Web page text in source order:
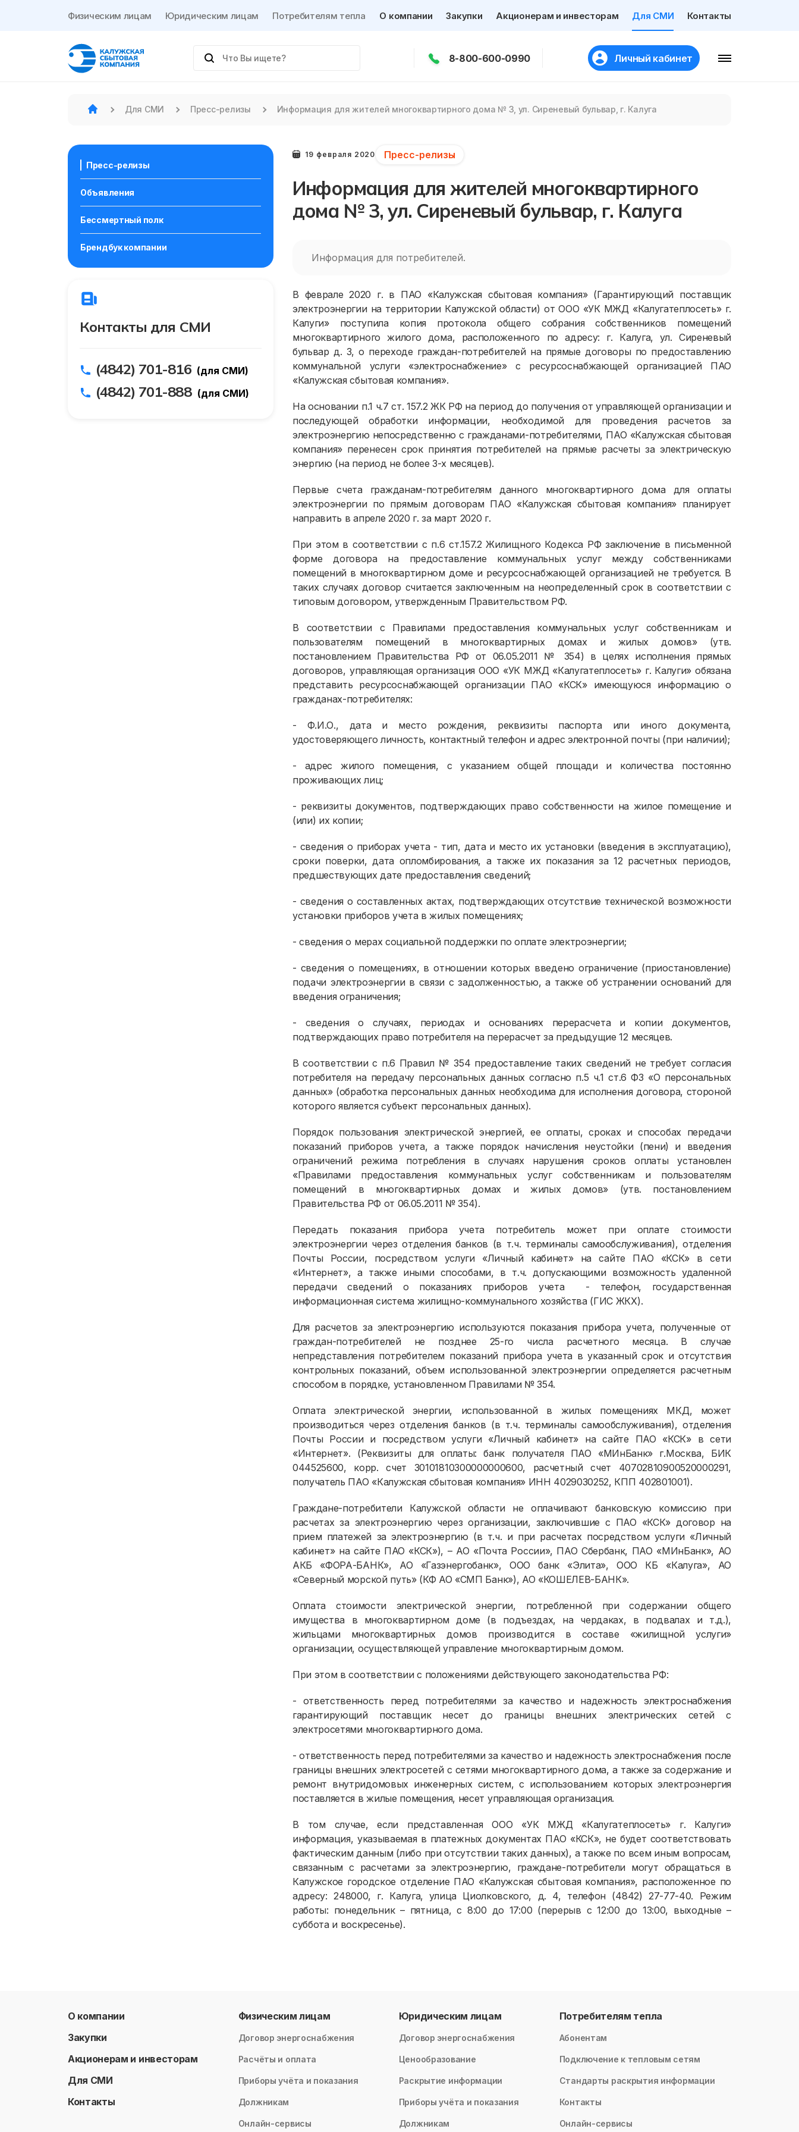
Физическим лицам Юридическим лицам Потребителям тепла О компании Закупки Акционерам и инвесторам Для СМИ Контакты
8-800-600-0990 Личный кабинет
Для СМИ Пресс-релизы Информация для жителей многоквартирного дома № 3, ул. Сиреневый бульвар, г. Калуга
Пресс-релизы
Объявления
Бессмертный полк
Брендбук компании
Контакты для СМИ
(4842) 701-816 (для СМИ)
(4842) 701-888 (для СМИ)
19 февраля 2020 Пресс-релизы
Информация для жителей многоквартирного
дома № 3, ул. Сиреневый бульвар, г. Калуга
Информация для потребителей.
В феврале 2020 г. в ПАО «Калужская сбытовая компания» (Гарантирующий поставщик
электроэнергии на территории Калужской области) от ООО «УК МЖД «Калугатеплосеть» г.
Калуги» поступила копия протокола общего собрания собственников помещений
многоквартирного жилого дома, расположенного по адресу: г. Калуга, ул. Сиреневый
бульвар д. 3, о переходе граждан-потребителей на прямые договоры по предоставлению
коммунальной услуги «электроснабжение» с ресурсоснабжающей организацией ПАО
«Калужская сбытовая компания».
На основании п.1 ч.7 ст. 157.2 ЖК РФ на период до получения от управляющей организации и
последующей обработки информации, необходимой для проведения расчетов за
электроэнергию непосредственно с гражданами-потребителями, ПАО «Калужская сбытовая
компания» перенесен срок принятия потребителей на прямые расчеты за электрическую
энергию (на период не более 3-х месяцев).
Первые счета гражданам-потребителям данного многоквартирного дома для оплаты
электроэнергии по прямым договорам ПАО «Калужская сбытовая компания» планирует
направить в апреле 2020 г. за март 2020 г.
При этом в соответствии с п.6 ст.157.2 Жилищного Кодекса РФ заключение в письменной
форме договора на предоставление коммунальных услуг между собственниками
помещений в многоквартирном доме и ресурсоснабжающей организацией не требуется. В
таких случаях договор считается заключенным на неопределенный срок в соответствии с
типовым договором, утвержденным Правительством РФ.
В соответствии с Правилами предоставления коммунальных услуг собственникам и
пользователям помещений в многоквартирных домах и жилых домов» (утв.
постановлением Правительства РФ от 06.05.2011 № 354) в целях исполнения прямых
договоров, управляющая организация ООО «УК МЖД «Калугатеплосеть» г. Калуги» обязана
представить ресурсоснабжающей организации ПАО «КСК» имеющуюся информацию о
гражданах-потребителях:
- Ф.И.О., дата и место рождения, реквизиты паспорта или иного документа,
удостоверяющего личность, контактный телефон и адрес электронной почты (при наличии);
- адрес жилого помещения, с указанием общей площади и количества постоянно
проживающих лиц;
- реквизиты документов, подтверждающих право собственности на жилое помещение и
(или) их копии;
- сведения о приборах учета - тип, дата и место их установки (введения в эксплуатацию),
сроки поверки, дата опломбирования, а также их показания за 12 расчетных периодов,
предшествующих дате предоставления сведений;
- сведения о составленных актах, подтверждающих отсутствие технической возможности
установки приборов учета в жилых помещениях;
- сведения о мерах социальной поддержки по оплате электроэнергии;
- сведения о помещениях, в отношении которых введено ограничение (приостановление)
подачи электроэнергии в связи с задолженностью, а также об устранении оснований для
введения ограничения;
- сведения о случаях, периодах и основаниях перерасчета и копии документов,
подтверждающих право потребителя на перерасчет за предыдущие 12 месяцев.
В соответствии с п.6 Правил № 354 предоставление таких сведений не требует согласия
потребителя на передачу персональных данных согласно п.5 ч.1 ст.6 ФЗ «О персональных
данных» (обработка персональных данных необходима для исполнения договора, стороной
которого является субъект персональных данных).
Порядок пользования электрической энергией, ее оплаты, сроках и способах передачи
показаний приборов учета, а также порядок начисления неустойки (пени) и введения
ограничений режима потребления в случаях нарушения сроков оплаты установлен
«Правилами предоставления коммунальных услуг собственникам и пользователям
помещений в многоквартирных домах и жилых домов» (утв. постановлением
Правительства РФ от 06.05.2011 № 354).
Передать показания прибора учета потребитель может при оплате стоимости
электроэнергии через отделения банков (в т.ч. терминалы самообслуживания), отделения
Почты России, посредством услуги «Личный кабинет» на сайте ПАО «КСК» в сети
«Интернет», а также иными способами, в т.ч. допускающими возможность удаленной
передачи сведений о показаниях приборов учета - телефон, государственная
информационная система жилищно-коммунального хозяйства (ГИС ЖКХ).
Для расчетов за электроэнергию используются показания прибора учета, полученные от
граждан-потребителей не позднее 25-го числа расчетного месяца. В случае
непредставления потребителем показаний прибора учета в указанный срок и отсутствия
контрольных показаний, объем использованной электроэнергии определяется расчетным
способом в порядке, установленном Правилами № 354.
Оплата электрической энергии, использованной в жилых помещениях МКД, может
производиться через отделения банков (в т.ч. терминалы самообслуживания), отделения
Почты России и посредством услуги «Личный кабинет» на сайте ПАО «КСК» в сети
«Интернет». (Реквизиты для оплаты: банк получателя ПАО «МИнБанк» г.Москва, БИК
044525600, корр. счет 30101810300000000600, расчетный счет 40702810900520000291,
получатель ПАО «Калужская сбытовая компания» ИНН 4029030252, КПП 402801001).
Граждане-потребители Калужской области не оплачивают банковскую комиссию при
расчетах за электроэнергию через организации, заключившие с ПАО «КСК» договор на
прием платежей за электроэнергию (в т.ч. и при расчетах посредством услуги «Личный
кабинет» на сайте ПАО «КСК»), – АО «Почта России», ПАО Сбербанк, ПАО «МИнБанк», АО
АКБ «ФОРА-БАНК», АО «Газэнергобанк», ООО банк «Элита», ООО КБ «Калуга», АО
«Северный морской путь» (КФ АО «СМП Банк»), АО «КОШЕЛЕВ-БАНК».
Оплата стоимости электрической энергии, потребленной при содержании общего
имущества в многоквартирном доме (в подъездах, на чердаках, в подвалах и т.д.),
жильцами многоквартирных домов производится в составе «жилищной услуги»
организации, осуществляющей управление многоквартирным домом.
При этом в соответствии с положениями действующего законодательства РФ:
- ответственность перед потребителями за качество и надежность электроснабжения
гарантирующий поставщик несет до границы внешних электрических сетей с
электросетями многоквартирного дома.
- ответственность перед потребителями за качество и надежность электроснабжения после
границы внешних электросетей с сетями многоквартирного дома, а также за содержание и
ремонт внутридомовых инженерных систем, с использованием которых электроэнергия
поставляется в жилые помещения, несет управляющая организация.
В том случае, если представленная ООО «УК МЖД «Калугатеплосеть» г. Калуги»
информация, указываемая в платежных документах ПАО «КСК», не будет соответствовать
фактическим данным (либо при отсутствии таких данных), а также по всем иным вопросам,
связанным с расчетами за электроэнергию, граждане-потребители могут обращаться в
Калужское городское отделение ПАО «Калужская сбытовая компания», расположенное по
адресу: 248000, г. Калуга, улица Циолковского, д. 4, телефон (4842) 27-77-40. Режим
работы: понедельник – пятница, с 8:00 до 17:00 (перерыв с 12:00 до 13:00, выходные –
суббота и воскресенье).
О компании
Закупки
Акционерам и инвесторам
Для СМИ
Контакты
Физическим лицам
Договор энергоснабжения
Расчёты и оплата
Приборы учёта и показания
Должникам
Онлайн-сервисы
Юридическим лицам
Договор энергоснабжения
Ценообразование
Раскрытие информации
Приборы учёта и показания
Должникам
Потребителям тепла
Абонентам
Подключение к тепловым сетям
Стандарты раскрытия информации
Контакты
Онлайн-сервисы